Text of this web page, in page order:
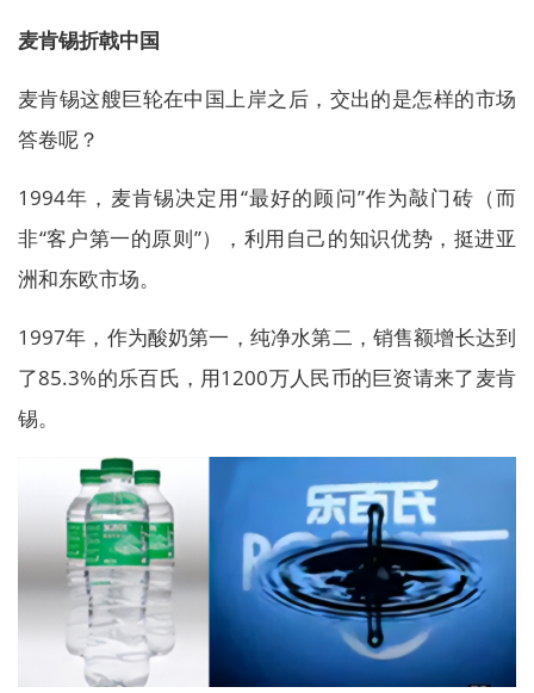
麦肯锡折戟中国
麦肯锡这艘巨轮在中国上岸之后，交出的是怎样的市场
答卷呢？
1994年，麦肯锡决定用“最好的顾问”作为敲门砖（而
非“客户第一的原则”），利用自己的知识优势，挺进亚
洲和东欧市场。
1997年，作为酸奶第一，纯净水第二，销售额增长达到
了85.3%的乐百氏，用1200万人民币的巨资请来了麦肯
锡。